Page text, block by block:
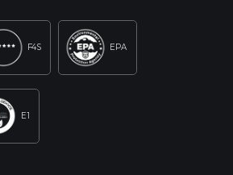
F4S EPA
E1